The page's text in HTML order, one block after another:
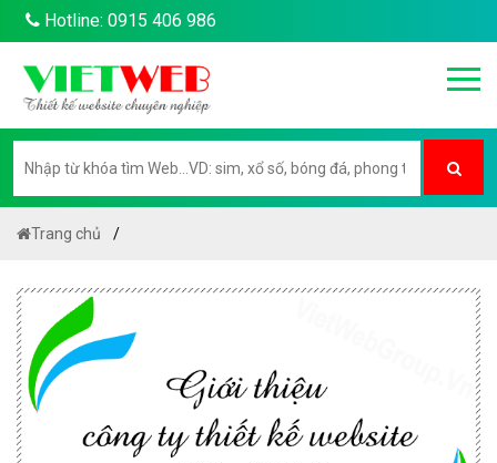
Hotline: 0915 406 986
Trang chủ